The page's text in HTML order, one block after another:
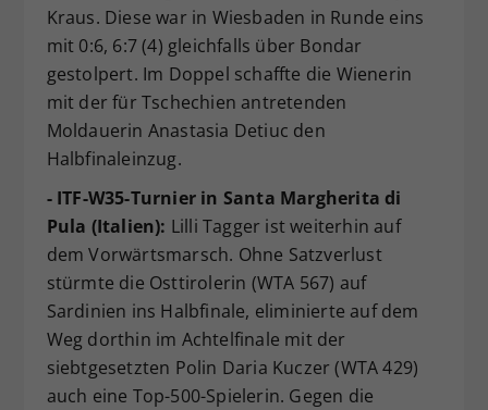
Kraus. Diese war in Wiesbaden in Runde eins
mit 0:6, 6:7 (4) gleichfalls über Bondar
gestolpert. Im Doppel schaffte die Wienerin
mit der für Tschechien antretenden
Moldauerin Anastasia Detiuc den
Halbfinaleinzug.
- ITF-W35-Turnier in Santa Margherita di
Pula (Italien): Lilli Tagger ist weiterhin auf
dem Vorwärtsmarsch. Ohne Satzverlust
stürmte die Osttirolerin (WTA 567) auf
Sardinien ins Halbfinale, eliminierte auf dem
Weg dorthin im Achtelfinale mit der
siebtgesetzten Polin Daria Kuczer (WTA 429)
auch eine Top-500-Spielerin. Gegen die